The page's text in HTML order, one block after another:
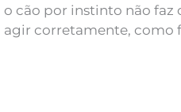
o cão por instinto não faz
agir corretamente, como